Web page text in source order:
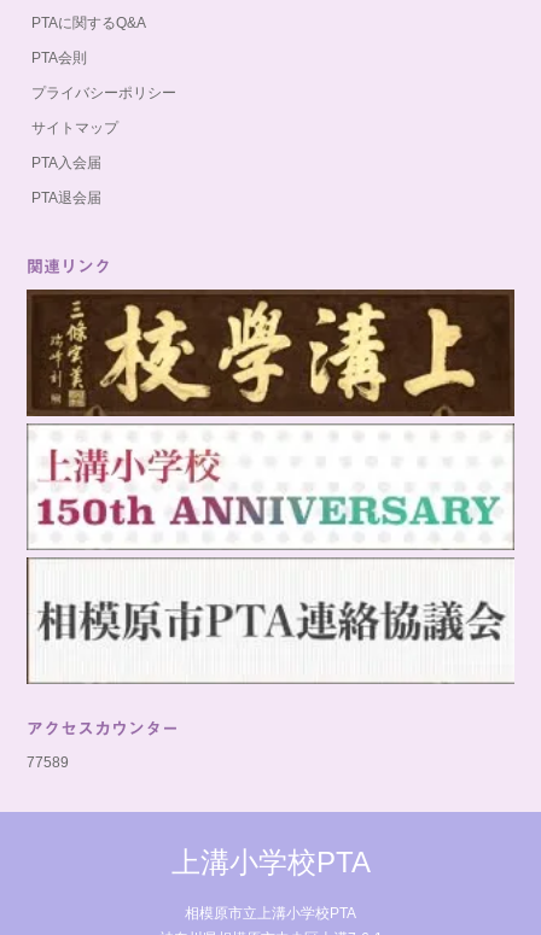
PTAに関するQ&A
PTA会則
プライバシーポリシー
サイトマップ
PTA入会届
PTA退会届
関連リンク
アクセスカウンター
77589
上溝小学校PTA
相模原市立上溝小学校PTA